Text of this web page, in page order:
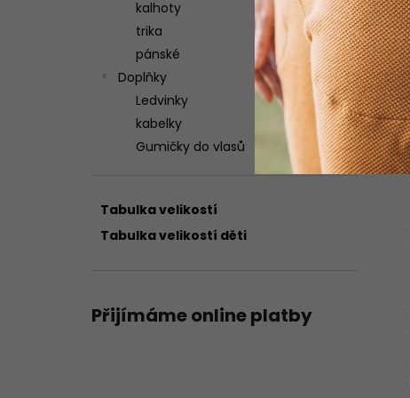
kalhoty
trika
pánské
Doplňky
Ledvinky
kabelky
Gumičky do vlasů
Tabulka velikostí
Tabulka velikostí děti
Přijímáme online platby